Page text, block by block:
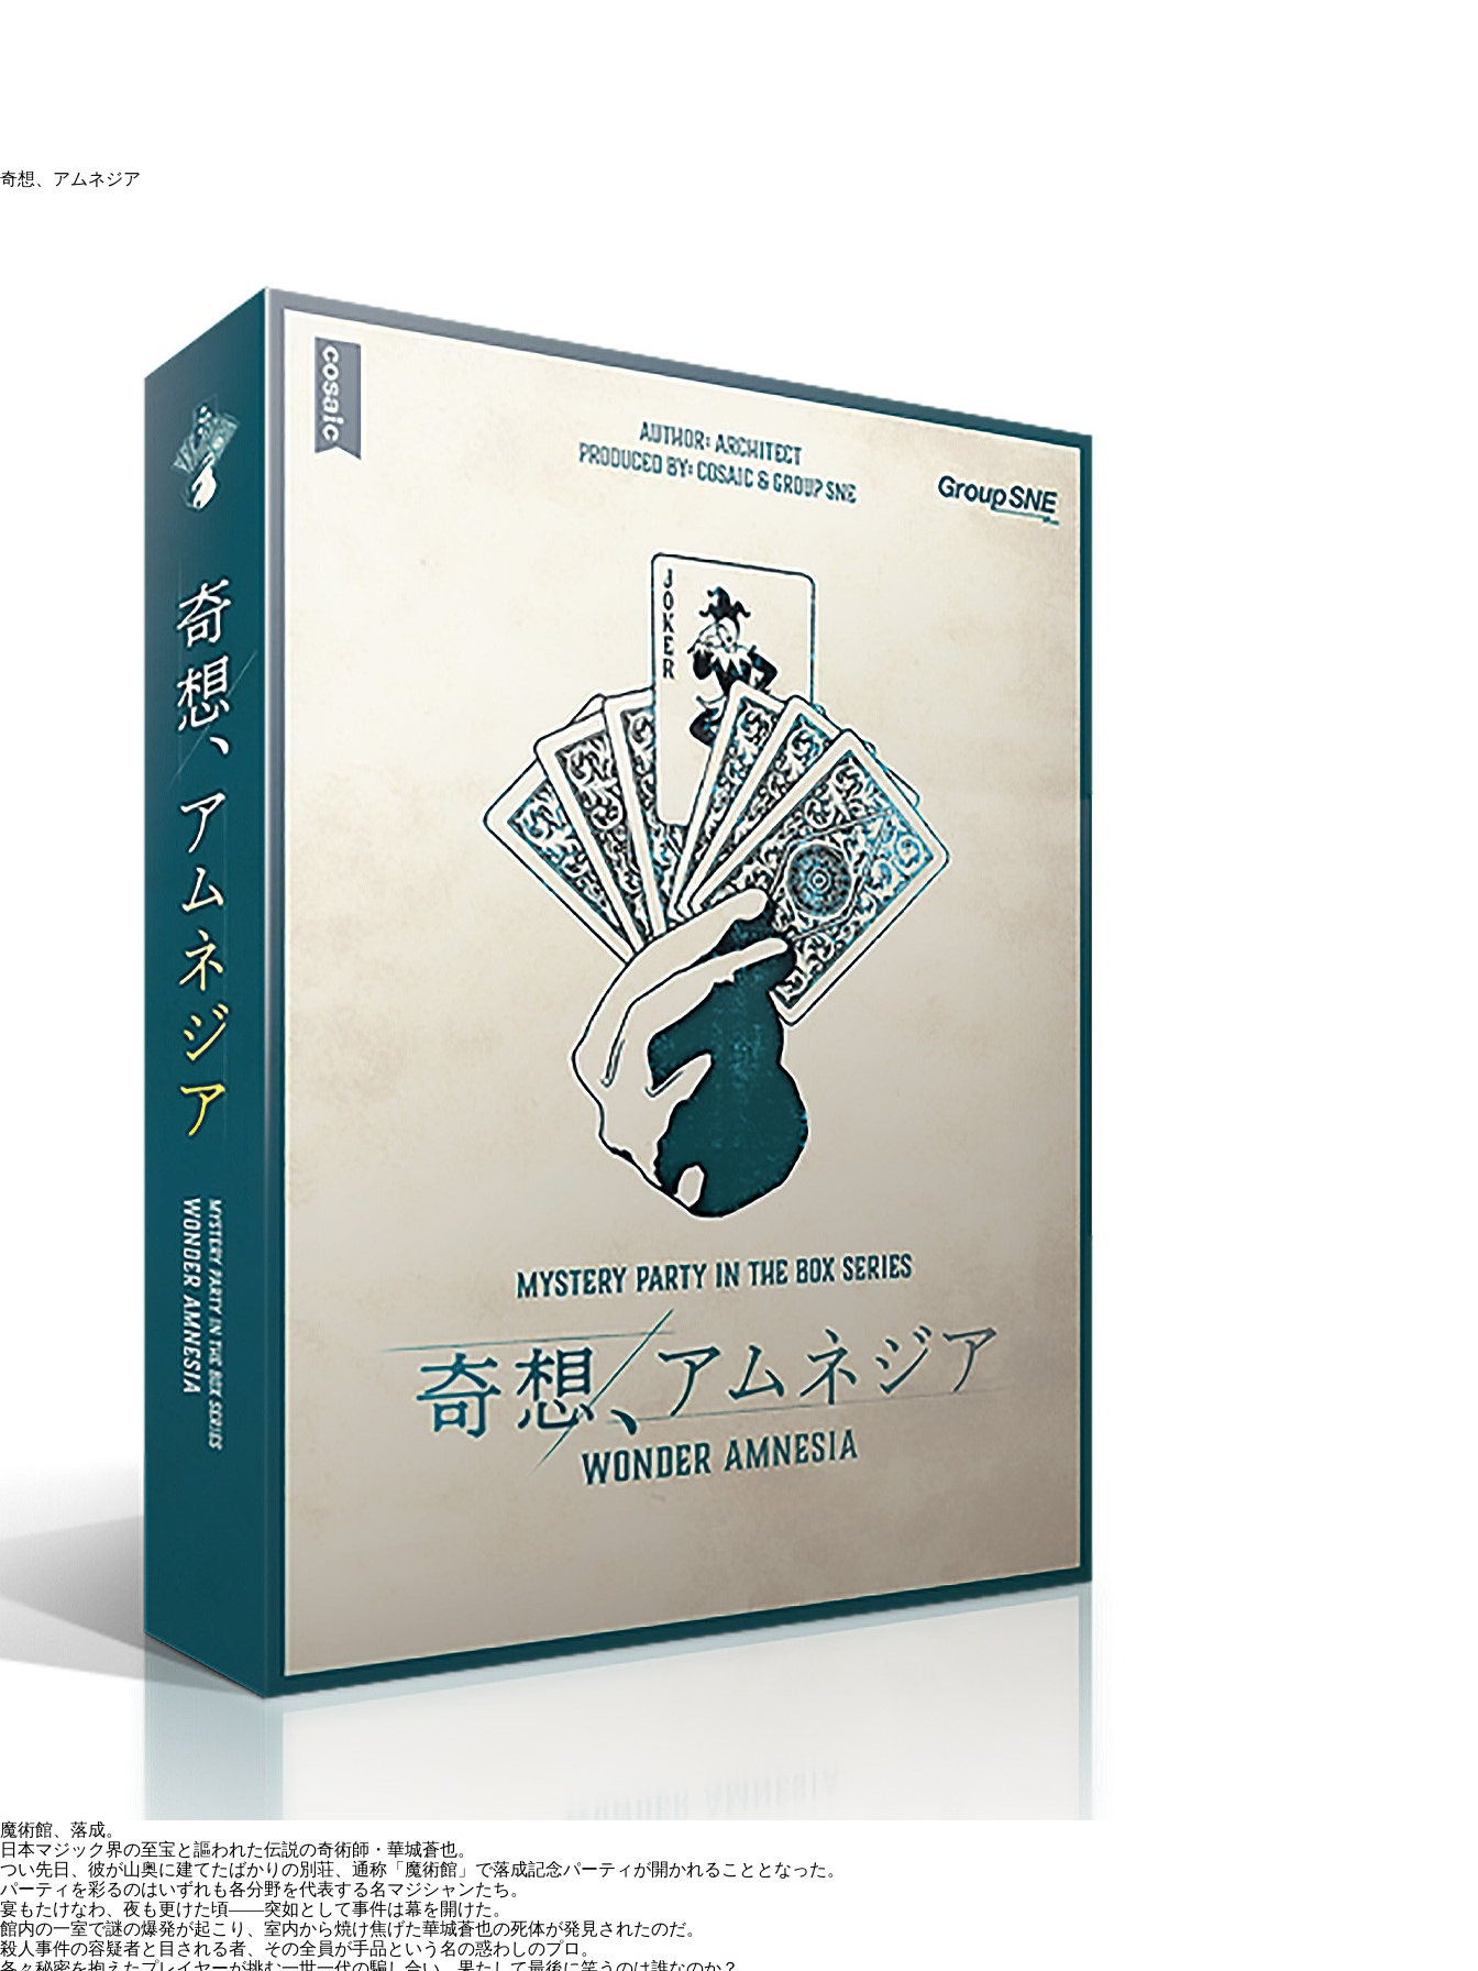
奇想、アムネジア
魔術館、落成。
日本マジック界の至宝と謳われた伝説の奇術師・華城蒼也。
つい先日、彼が山奥に建てたばかりの別荘、通称「魔術館」で落成記念パーティが開かれることとなった。
パーティを彩るのはいずれも各分野を代表する名マジシャンたち。
宴もたけなわ、夜も更けた頃――突如として事件は幕を開けた。
館内の一室で謎の爆発が起こり、室内から焼け焦げた華城蒼也の死体が発見されたのだ。
殺人事件の容疑者と目される者、その全員が手品という名の惑わしのプロ。